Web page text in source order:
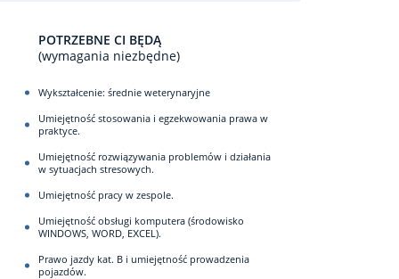
POTRZEBNE CI BĘDĄ
(wymagania niezbędne)
Wykształcenie: średnie weterynaryjne
Umiejętność stosowania i egzekwowania prawa w
praktyce.
Umiejętność rozwiązywania problemów i działania
w sytuacjach stresowych.
Umiejętność pracy w zespole.
Umiejętność obsługi komputera (środowisko
WINDOWS, WORD, EXCEL).
Prawo jazdy kat. B i umiejętność prowadzenia
pojazdów.